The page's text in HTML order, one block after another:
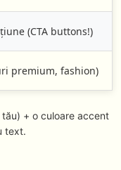
(CTA buttons!)
premium, fashion)
+ o culoare accent
text.